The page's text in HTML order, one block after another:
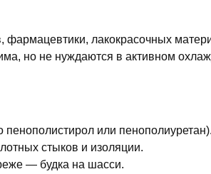
фармацевтики, лакокрасочных
но не нуждаются в активном
или пенополиуретан).
стыков и изоляции.
— будка на шасси.